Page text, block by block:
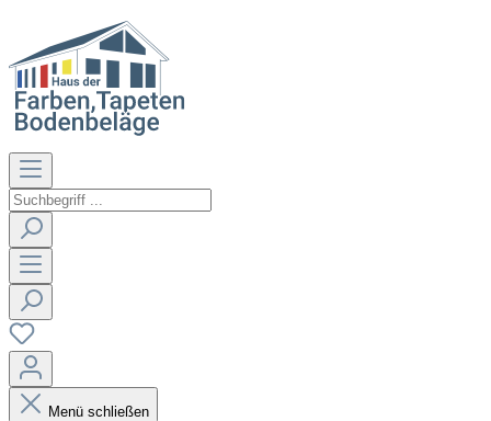
Menü schließen